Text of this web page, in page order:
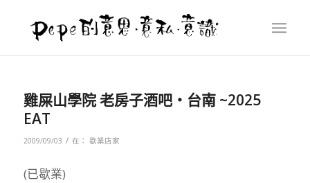
雞屎山學院 老房子酒吧‧台南 ~2025
EAT
2009/09/03 / 在： 歇業店家
(已歇業)